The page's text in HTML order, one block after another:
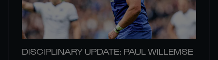
DISCIPLINARY UPDATE: PAUL WILLEMSE